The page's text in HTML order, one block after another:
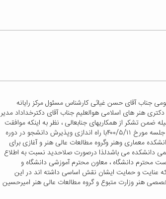
جناب آقای حسن غیاثی کارشناس مسئول مرکز رایانه
هنر های اسلامی هوالعلیم جناب آقای دکترخداداد مدیر
ضمن تشکر از همکاریهای جنابعالی ، نظر به اینکه موافقت
شورای گسترش و برنامه ریزی آموزش عالی وزارت عتف در جلسه مورخ ۴۰۰/۵/۱۱با راه اندازی وپذیرش دانشجو در دوره
معماری وهنر وگروه مطالعات عالی هنر و آغازی برای
دانشکده می باشدلذا درصورت صلاحدید نسبت به اطلاع
محترم دانشگاه ، معاون محترم آموزشی دانشگاه و
عنایت و حمایت ایشان نقش اساسی داشته اند در این
هنر وزارت متبوع و گروه مطالعات عالی هنر امیرحسین